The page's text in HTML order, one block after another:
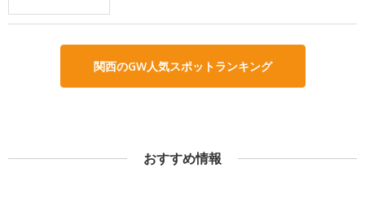
関西のGW人気スポットランキング
おすすめ情報